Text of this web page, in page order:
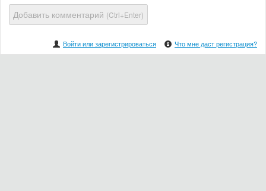
Добавить комментарий (Ctrl+Enter)
Войти или зарегистрироваться Что мне даст регистрация?